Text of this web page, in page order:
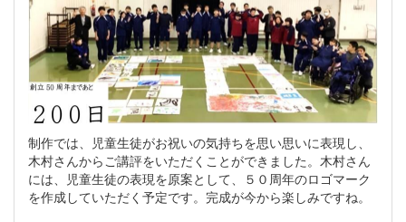
制作では、児童生徒がお祝いの気持ちを思い思いに表現し、
木村さんからご講評をいただくことができました。木村さん
には、児童生徒の表現を原案として、５０周年のロゴマーク
を作成していただく予定です。完成が今から楽しみですね。